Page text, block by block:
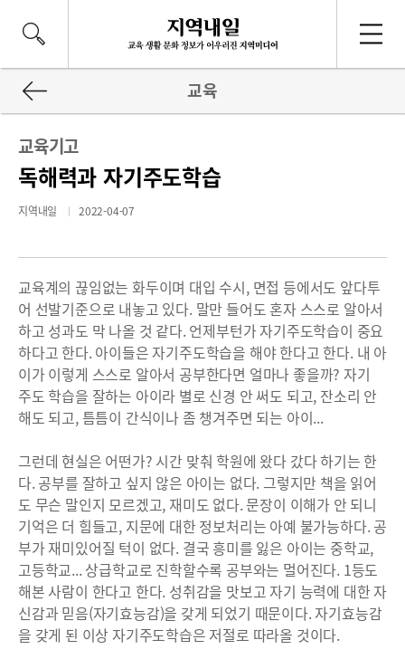
교육
교육기고
독해력과 자기주도학습
지역내일 2022-04-07
교육계의 끊임없는 화두이며 대입 수시, 면접 등에서도 앞다투
어 선발기준으로 내놓고 있다. 말만 들어도 혼자 스스로 알아서
하고 성과도 막 나올 것 같다. 언제부턴가 자기주도학습이 중요
하다고 한다. 아이들은 자기주도학습을 해야 한다고 한다. 내 아
이가 이렇게 스스로 알아서 공부한다면 얼마나 좋을까? 자기
주도 학습을 잘하는 아이라 별로 신경 안 써도 되고, 잔소리 안
해도 되고, 틈틈이 간식이나 좀 챙겨주면 되는 아이...
그런데 현실은 어떤가? 시간 맞춰 학원에 왔다 갔다 하기는 한
다. 공부를 잘하고 싶지 않은 아이는 없다. 그렇지만 책을 읽어
도 무슨 말인지 모르겠고, 재미도 없다. 문장이 이해가 안 되니
기억은 더 힘들고, 지문에 대한 정보처리는 아예 불가능하다. 공
부가 재미있어질 턱이 없다. 결국 흥미를 잃은 아이는 중학교,
고등학교... 상급학교로 진학할수록 공부와는 멀어진다. 1등도
해본 사람이 한다고 한다. 성취감을 맛보고 자기 능력에 대한 자
신감과 믿음(자기효능감)을 갖게 되었기 때문이다. 자기효능감
을 갖게 된 이상 자기주도학습은 저절로 따라올 것이다.